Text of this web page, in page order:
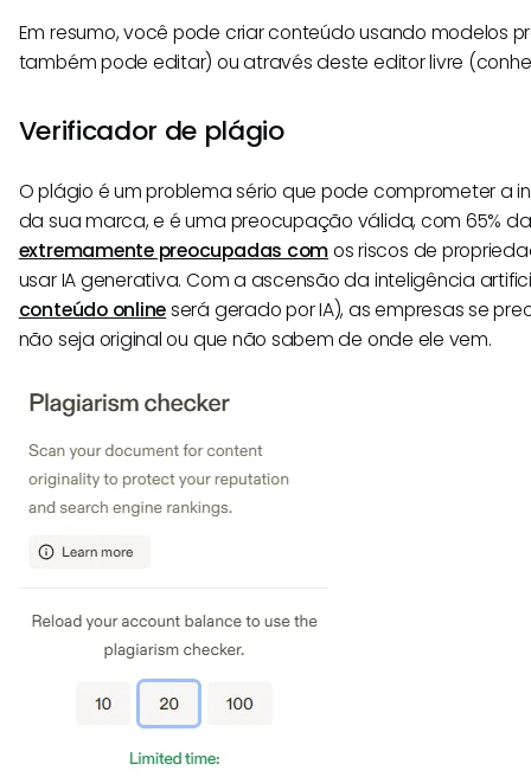
Em resumo, você pode criar conteúdo usando modelos
também pode editar) ou através deste editor livre
Verificador de plágio
O plágio é um problema sério que pode comprometer a
da sua marca, e é uma preocupação válida, com 65%
extremamente preocupadas comos riscos de
usar IA generativa. Com a ascensão da inteligência
conteúdo onlineserá gerado por IA), as empresas se
não seja original ou que não sabem de onde ele vem.